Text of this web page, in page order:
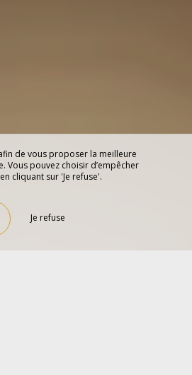
de vous proposer la meilleure
Vous pouvez choisir d’empêcher
cliquant sur 'Je refuse'.
Je refuse